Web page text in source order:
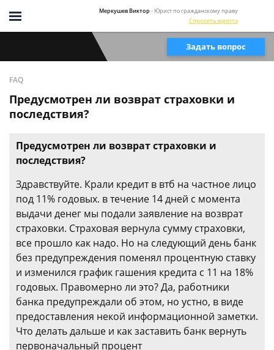
Меркушев Виктор- Юрист по гражданскому праву
Спросить юриста
Задать вопрос
FAQ
Предусмотрен ли возврат страховки и
последствия?
Предусмотрен ли возврат страховки и
последствия?
Здравствуйте. Крали кредит в втб на частное лицо
под 11% годовых. в течение 14 дней с момента
выдачи денег мы подали заявление на возврат
страховки. Страховая вернула сумму страховки,
все прошло как надо. Но на следующий день банк
без предупреждения поменял процентную ставку
и изменился график гашения кредита с 11 на 18%
годовых. Правомерно ли это? Да, работники
банка предупреждали об этом, но устно, в виде
предоставления некой информационной заметки.
Что делать дальше и как заставить банк вернуть
первоначальный процент